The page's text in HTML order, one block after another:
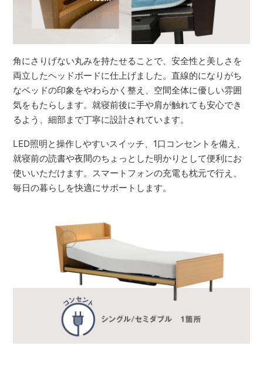
角にさりげない丸みを持たせることで、安全性と美しさを
両立したヘッドボードに仕上げました。直線的になりがち
なベッドの印象をやわらかく整え、空間全体に優しい雰囲
気をもたらします。就寝前後に手や肩が触れても安心でき
るよう、細部まで丁寧に設計されています。
LED照明と操作しやすいスイッチ、1口コンセントを備え、
就寝前の読書や夜間のちょっとした明かりとして便利にお
使いいただけます。スマートフォンの充電も枕元で行え、
毎日の暮らしを快適にサポートします。